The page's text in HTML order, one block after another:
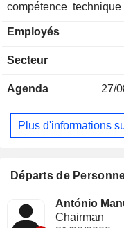
compétence
autoroutes, aéroports,
présence et son
concrétisée par des
a débuté ses activités
Portugal en 1995,
EGF, une
Engil, SGPS, S.A.
dans ce secteur,
Employés
Secteur
Agenda 27/
Plus d'informations
Départs de
António
Chairman